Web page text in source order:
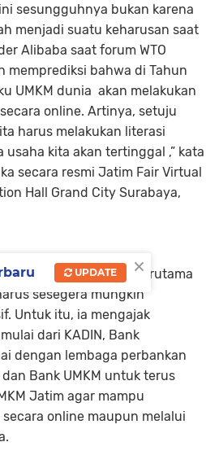
sesungguhnya bukan karena
menjadi suatu keharusan saat
Alibaba saat forum WTO
memprediksi bahwa di Tahun
UMKM dunia akan melakukan
online. Artinya, setuju
harus melakukan literasi
usaha kita akan tertinggal ,” kata
secara resmi Jatim Fair Virtual
Hall Grand City Surabaya,
proses literasi digital terutama
sesegera mungkin
Untuk itu, ia mengajak
dari KADIN, Bank
dengan lembaga perbankan
Bank UMKM untuk terus
Jatim agar mampu
online maupun melalui
×
UPDATE